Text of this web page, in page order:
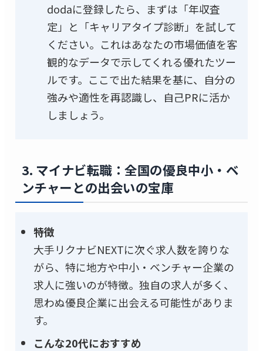
dodaに登録したら、まずは「年収査
定」と「キャリアタイプ診断」を試して
ください。これはあなたの市場価値を客
観的なデータで示してくれる優れたツー
ルです。ここで出た結果を基に、自分の
強みや適性を再認識し、自己PRに活か
しましょう。
3. マイナビ転職：全国の優良中小・ベ
ンチャーとの出会いの宝庫
特徴
大手リクナビNEXTに次ぐ求人数を誇りな
がら、特に地方や中小・ベンチャー企業の
求人に強いのが特徴。独自の求人が多く、
思わぬ優良企業に出会える可能性がありま
す。
こんな20代におすすめ